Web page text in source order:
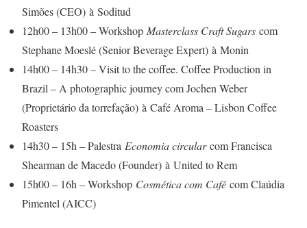
Simões (CEO) à Soditud
12h00 – 13h00 – Workshop Masterclass Craft Sugars com
Stephane Moeslé (Senior Beverage Expert) à Monin
14h00 – 14h30 – Visit to the coffee. Coffee Production in
Brazil – A photographic journey com Jochen Weber
(Proprietário da torrefação) à Café Aroma – Lisbon Coffee
Roasters
14h30 – 15h – Palestra Economia circularcom Francisca
Shearman de Macedo (Founder) à United to Rem
15h00 – 16h – Workshop Cosmética com Café com Claúdia
Pimentel (AICC)